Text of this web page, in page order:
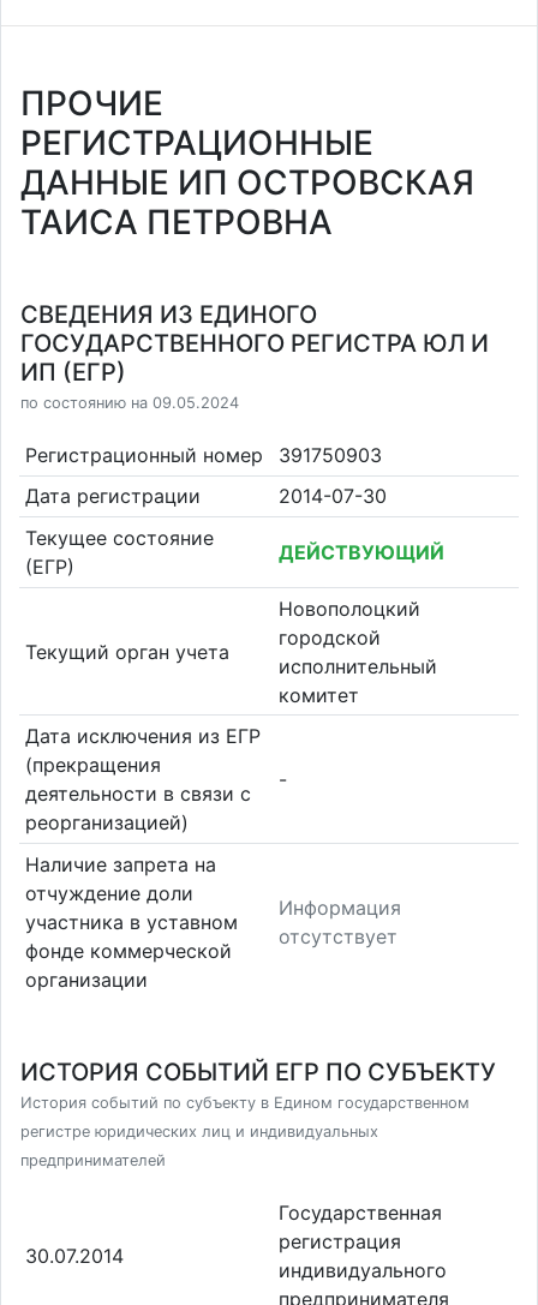
ПРОЧИЕ
РЕГИСТРАЦИОННЫЕ
ДАННЫЕ ИП ОСТРОВСКАЯ
ТАИСА ПЕТРОВНА
СВЕДЕНИЯ ИЗ ЕДИНОГО
ГОСУДАРСТВЕННОГО РЕГИСТРА ЮЛ И
ИП (ЕГР)
по состоянию на 09.05.2024
Регистрационный номер
391750903
Дата регистрации
2014-07-30
Текущее состояние
(ЕГР)
ДЕЙСТВУЮЩИЙ
Текущий орган учета
Новополоцкий
городской
исполнительный
комитет
Дата исключения из ЕГР
(прекращения
деятельности в связи с
реорганизацией)
-
Наличие запрета на
отчуждение доли
участника в уставном
фонде коммерческой
организации
Информация
отсутствует
ИСТОРИЯ СОБЫТИЙ ЕГР ПО СУБЪЕКТУ
История событий по субъекту в Едином государственном
регистре юридических лиц и индивидуальных
предпринимателей
30.07.2014
Государственная
регистрация
индивидуального
предпринимателя